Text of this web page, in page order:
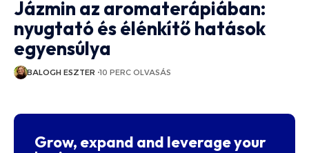
Jázmin az aromaterápiában:
nyugtató és élénkítő hatások
egyensúlya
BALOGH ESZTER 10 PERC OLVASÁS
Grow, expand and leverage your